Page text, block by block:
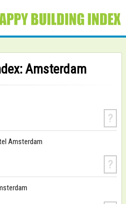
Amsterdam
?
Amsterdam
?